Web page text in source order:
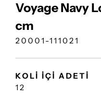
Voyage Navy
cm
20001-111021
KOLİ İÇİ ADETİ
12